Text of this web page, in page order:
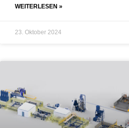
WEITERLESEN »
23. Oktober 2024